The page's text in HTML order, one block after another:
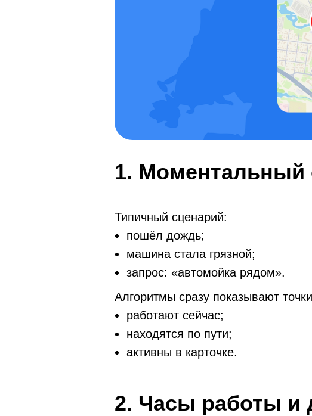
1. Моментальный
Типичный сценарий:
пошёл дождь;
машина стала грязной;
запрос: «автомойка рядом».
Алгоритмы сразу показывают
работают сейчас;
находятся по пути;
активны в карточке.
2. Часы работы и